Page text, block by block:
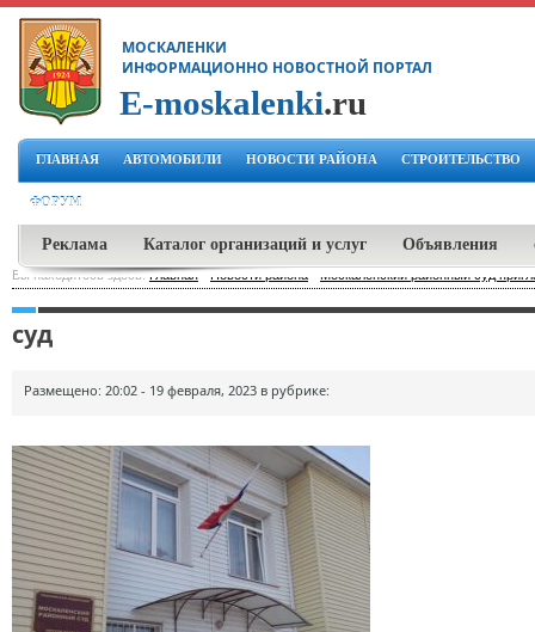
МОСКАЛЕНКИ
ИНФОРМАЦИОННО НОВОСТНОЙ ПОРТАЛ
E-moskalenki.ru
ГЛАВНАЯ АВТОМОБИЛИ НОВОСТИ РАЙОНА СТРОИТЕЛЬСТВО
ФОРУМ
Реклама Каталог организаций и услуг Объявления
Вы находитесь здесь:Главная-Новости района Москаленский районный суд
суд
Размещено: 20:02 - 19 февраля, 2023 в рубрике: